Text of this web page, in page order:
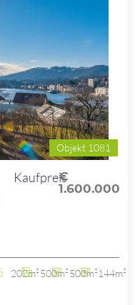
Objekt 1081
Kaufpreis
€
1.600.000
202m²500m²500m²144m²